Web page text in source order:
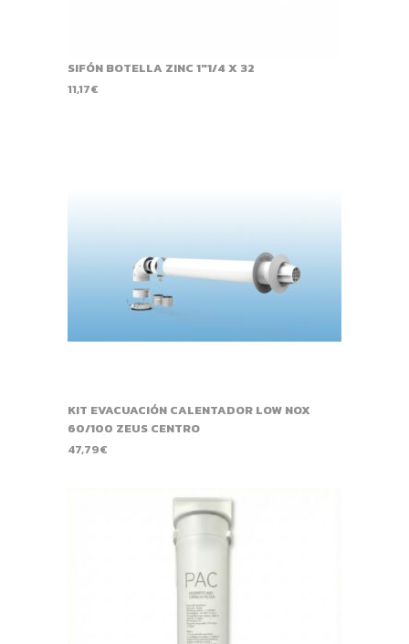
SIFÓN BOTELLA ZINC 1"1/4 X 32
11,17€
KIT EVACUACIÓN CALENTADOR LOW NOX
60/100 ZEUS CENTRO
47,79€